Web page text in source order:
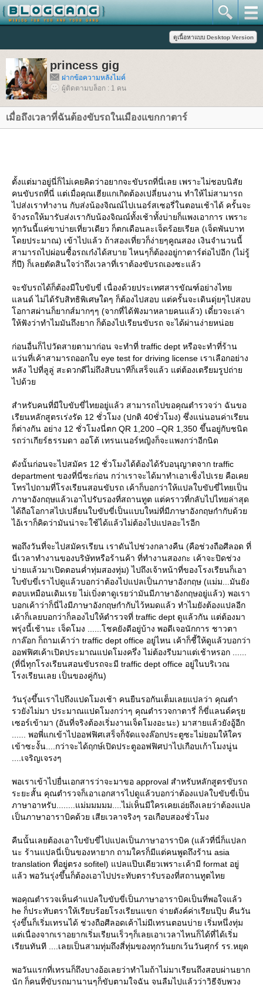
princess gig
ฝากข้อความหลังไมค์
ผู้ติดตามบล็อก : 1 คน
เมื่อถึงเวลาที่ฉันต้องขับรถในเมืองแขกกาตาร์
ตั้งแต่มาอยู่นี่ก็ไม่เคยคิดว่าอยากจะขับรถที่นี่เลย เพราะไม่ชอบนิสั
คนขับรถที่นี่ แต่เมื่อคุณเฮียแกเกิดต้องเปลี่ยนงาน ทำให้ไม่สามารถ
ไปส่งเราทำงาน กับส่งน้องจิณณ์ไปเนอร์สเซอรี่ในตอนเช้าได้ ครั้นจะ
จ้างรถให้มารับส่งเรากับน้องจิณณ์ทั้งเช้าทั้งบ่ายก็แพงเอาการ เพราะ
ทุกวันนี้แค่ขาบ่ายเที่ยวเดียว ก็ตกเดือนละเจ็ดร้อยเรียล (เจ็ดพันบาท
ดยประมาณ) เข้าไปแล้ว ถ้าสองเที่ยวก็ง่ายๆคูณสอง เงินจำนวนนี้
สามารถไปผ่อนซื้อรถเก๋งได้สบาย ไหนๆก็ต้องอยู่กาตาร์ต่อไปอีก (ไม่รู้
กี่ปี) ก็เลยตัดสินใจว่าถึงเวลาที่เราต้องขับรถเองซะแล้ว
จะขับรถได้ก็ต้องมีใบขับขี่ เนื่องด้วยประเทศสารขัณฑ์อย่างไท
ลนด์ ไม่ได้รับสิทธิพิเศษใดๆ ก็ต้องไปสอบ แต่ครั้นจะเดินดุ่ยๆไปสอบ
อกาสผ่านก็ยากส์มากๆๆ (จากที่ได้ฟังมาหลายคนแล้ว) เดี๋ยวจะเล่า
ห้ฟังว่าทำไมมันถึงยาก ก็ต้องไปเรียนขับรถ จะได้ผ่านง่ายหน่อ
ก่อนอื่นก็ไปวัดสายตามาก่อน จะทำที่ traffic dept หรือจะทำที่ร้าน
ว่นที่เค้าสามารถออกใบ eye test for driving license เราเลือกอย่าง
หลัง ไปที่ลูลู่ สะดวกดีไม่ถึงสิบนาทีก็เสร็จแล้ว แต่ต้องเตรียมรูปถ่า
ไปด้ว
สำหรับคนที่มีใบขับขี่ไทยอยู่แล้ว สามารถไปขอคุณตำรวจว่า ฉันขอ
เรียนหลักสูตรเร่งรัด 12 ชั่วโมง (ปกติ 40ชั่วโมง) ซึ่งแน่นอนค่าเรียน
ก็ต่างกัน อย่าง 12 ชั่วโมงนี่ตก QR 1,200 –QR 1,350 ขึ้นอยู่กับชนิด
รถว่าเกียร์ธรรมดา ออโต้ เทรนเนอร์หญิงก็จะแพงกว่าอีกนิด
ดังนั้นก่อนจะไปสมัคร 12 ชั่วโมงได้ต้องได้รับอนุญาตจาก traffic
department ของที่นี่ซะก่อน กว่าเราจะได้มาทำเอาเซ็งไปเรย คือเค
ทรไปถามที่โรงเรียนสอนขับรถ เค้าก็บอกว่าให้แปลใบขับขี่ไทยเป็น
ภาษาอังกฤษแล้วเอาไปรับรองที่สถานทูต แต่คราวที่กลับไปไทยล่าสุด
ได้ถือโอกาสไปเปลี่ยนใบขับขี่เป็นแบบใหม่ที่มีภาษาอังกฤษกำกับด้ว
ไอ้เราก็คิดว่ามันน่าจะใช้ได้แล้วไม่ต้องไปแปลอะไรอีก
พอถึงวันที่จะไปสมัครเรียน เราดันไปช่วงกลางคืน (คือช่วงถือศีลอด ที่
นี่เวลาทำงานของบริษัทหรือร้านค้า ที่ทำงานสองกะ เค้าจะปิดช่วง
บ่ายแล้วมาเปิดตอนค่ำทุ่มสองทุ่ม) ไปถึงเจ้าหน้าที่ของโรงเรียนก็เอา
บขับขี่เราไปดูแล้วบอกว่าต้องไปแปลเป็นภาษาอังกฤษ (แม่ม...มันยัง
ตอบเหมือนเดิมเรย ไม่เบิ่งตาดูเรยว่ามันมีภาษาอังกฤษอยู่แล้ว) พอเรา
บอกเค้าว่าก็นี่ไงมีภาษาอังกฤษกำกับไว้หมดแล้ว ทำไมยังต้องแปลอีก
เค้าก็เลยบอกว่าก็ลองไปให้ตำรวจที่ traffic dept ดูแล้วกัน แต่ต้องมา
พรุ่งนี้เช้านะ เจ็ดโมง ......โชคยังดีอยู่บ้าง พอดีเจอนักการ ชาวตา
กาล๊อก ก็ถามเค้าว่า traffic dept office อยู่ไหน เค้าก็ชี้ให้ดูแล้วบอกว่า
ออฟฟิศเค้าเปิดประมาณแปดโมงครึ่ง ไม่ต้องรีบมาแต่เช้าหรอก ......
(ที่นี่ทุกโรงเรียนสอนขับรถจะมี traffic dept office อยู่ในบริเวณ
รงเรียนเลย เป็นของคู่กัน)
วันรุ่งขึ้นเราไปถึงแปดโมงเช้า คนยืนรอกันเต็มเลยแปลว่า คุณตำ
รวยังไม่มา ประมาณแปดโมงกว่าๆ คุณตำรวจกาตารี่ ก็ขี่แลนด์ครุ
เซอร์เข้ามา (อันที่จริงต้องเริ่มงานเจ็ดโมงอะนะ) มาสายแล้วยังอู้อีก
...... พอพี่แกเข้าไปออฟฟิศเสร็จก็จัดแจงล๊อกประตูซะไม่ยอมให้ใคร
เข้าซะงั้น....กว่าจะได้ฤกษ์เปิดประตูออฟฟิศปาไปเกือบเก้าโมงนู่น
....เจริญเจรงๆ
พอเราเข้าไปยื่นเอกสารว่าจะมาขอ approval สำหรับหลักสูตรขับรถ
ระยะสั้น คุณตำรวจก็เอาเอกสารไปดูแล้วบอกว่าต้องแปลใบขับขี่เป็น
ภาษาอาหรับ........แม่มมมมม....ไม่เห็นมีใครเคยเอ่ยถึงเลยว่าต้องแปล
เป็นภาษาอาราบิคด้วย เสียเวลาจริงๆ รอเกือบสองชั่วโมง
คืนนั้นเลยต้องเอาใบขับขี่ไปแปลเป็นภาษาอาราบิค (แล้วที่นี่ก็แปลก
นะ ร้านแปลนี่เป็นของหายาก ถามใครก็มีแต่คนพูดถึงร้าน asia
translation ที่อยู่ตรง sofitel) แปลแป๊บเดียวเพราะเค้ามี format อยู่
ล้ว พอวันรุ่งขึ้นก็ต้องเอาไปประทับตรารับรองที่สถานทูตไท
พอคุณตำรวจเห็นคำแปลใบขับขี่เป็นภาษาอาราบิคเป็นที่พอใจแล้ว
he ก็ประทับตราให้เรียบร้อยโรงเรียนแขก จ่ายตังค์ค่าเรียนปุ๊บ คืนวัน
รุ่งขึ้นก็เริ่มเทรนได้ ช่วงถือศีลอดเค้าไม่มีเทรนตอนบ่าย เริ่มหนึ่งทุ่ม
ต่เนื่องจากเราอยากเริ่มเรียนเร็วๆก็เลยเอาเวลาไหนก็ได้ที่ได้เริ่ม
เรียนทันที ....เลยเป็นสามทุ่มถึงสี่ทุ่มของทุกวันยกเว้นวันศุกร์ รร.หยุด
พอวันแรกที่เทรนก็ถึงบางอ้อเลยว่าทำไมถ้าไม่มาเรียนถึงสอบผ่านยาก
นัก ก็คนที่ขับรถมานานๆก็ขับตามใจฉัน จนลืมไปแล้วว่าวิธีจับพวง